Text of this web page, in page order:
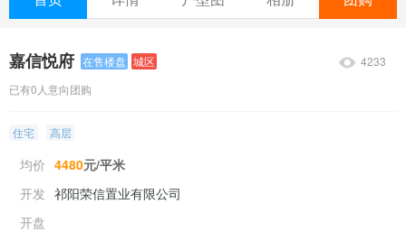
4233
嘉信悦府 在售楼盘 城区
已有0人意向团购
住宅 高层
均价 4480元/平米
开发 祁阳荣信置业有限公司
开盘